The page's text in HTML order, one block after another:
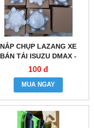
NẮP CHỤP LAZANG XE
BÁN TẢI ISUZU DMAX -
4JJ1
100 đ
MUA NGAY